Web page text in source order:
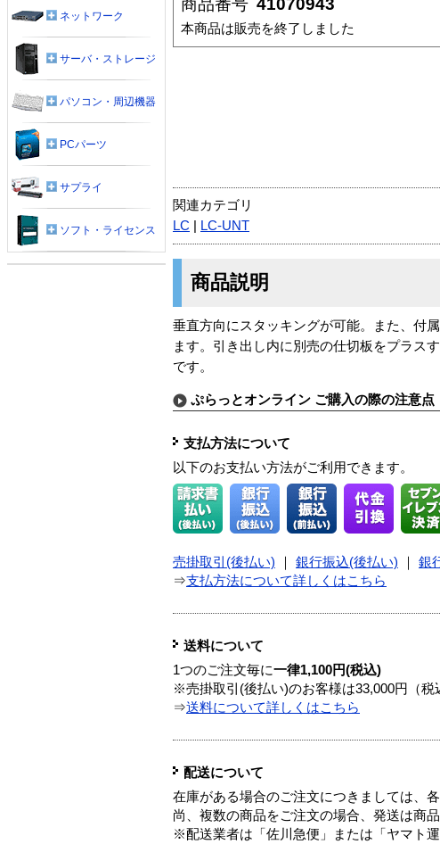
商品番号 41070943
本商品は販売を終了しました
関連カテゴリ
LC
LC-UNT
商品説明
垂直方向にスタッキングが可能。また、付
ます。引き出し内に別売の仕切板をプラス
です。
ぷらっとオンライン ご購入の際の注意点
支払方法について
以下のお支払い方法がご利用できます。
売掛取引(後払い) 銀行振込(後払い) 銀
⇒支払方法について詳しくはこちら
送料について
1つのご注文毎に一律1,100円(税込)
※売掛取引(後払い)のお客様は33,000円（税
⇒送料について詳しくはこちら
配送について
在庫がある場合のご注文につきましては、
尚、複数の商品をご注文の場合、発送は商
※配送業者は「佐川急便」または「ヤマト
ネットワーク
サーバ・ストレージ
パソコン・周辺機器
PCパーツ
サプライ
ソフト・ライセンス